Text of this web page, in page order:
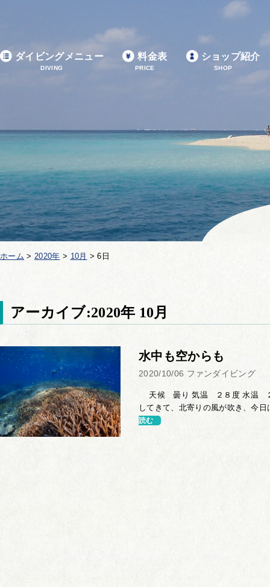
ダイビングメニュー
DIVING
料金表
PRICE
ショップ紹介
SHOP
ホーム > 2020年 > 10月 >6日
アーカイブ:2020年 10月
水中も空からも
2020/10/06 ファンダイビング
天候 曇り 気温 ２８度 水温 ２
してきて、北寄りの風が吹き、今
読む